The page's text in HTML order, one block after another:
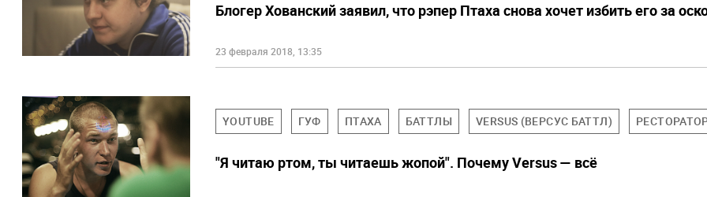
Блогер Хованский заявил, что рэпер Птаха снова хочет избить его за
23 февраля 2018, 13:35
YOUTUBE ГУФ ПТАХА БАТТЛЫ VERSUS (ВЕРСУС БАТТЛ)
"Я читаю ртом, ты читаешь жопой". Почему Versus — всё